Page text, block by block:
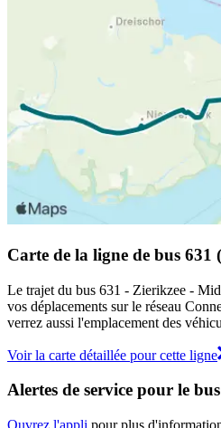
Carte de la ligne de bus 631
Le trajet du bus 631 - Zierikzee -
vos déplacements sur le réseau
verrez aussi l'emplacement des
Voir la carte détaillée pour cette ligne
Alertes de service pour le
Ouvrez l'appli pour plus